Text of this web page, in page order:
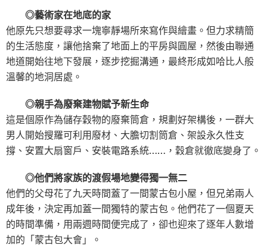
◎藝術家在地底的家
他原先只想要尋求一塊寧靜場所來寫作與繪畫。但力求精簡
的生活態度，讓他捨棄了地面上的平房與圓屋，然後由聯通
地道開始往地下發展，逐步挖掘溝通，最終形成如哈比人般
溫馨的地洞居處。
◎親手為廢棄建物賦予新生命
這是個原作為儲存穀物的廢棄筒倉，規劃好架構後，一群大
男人開始搜羅可利用廢材、大膽切割筒倉、架設永久性支
撐、安置大扇窗戶、安裝電路系統……，穀倉就徹底變身了。
◎他們將家族的渡假場地變得獨一無二
他們的父母花了九天時間蓋了一間蒙古包小屋，但兄弟兩人
成年後，決定再加蓋一間獨特的蒙古包。他們花了一個夏天
的時間準備，用兩週時間便完成了，卻也迎來了逐年人數增
加的「蒙古包大會」。